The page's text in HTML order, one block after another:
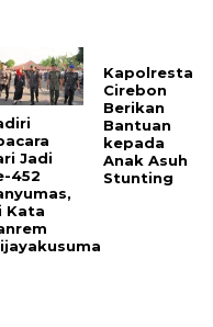
Jadi
452
Kata
Kapolresta
Cirebon
Berikan
Bantuan
kepada
Anak Asuh
Stunting